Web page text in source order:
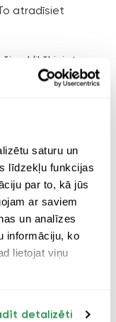
saturu un
līdzekļu funkcijas
par to, kā jūs
ar saviem
un analīzes
informāciju, ko
lietojat viņu
detalizēti
atradīsiet
noklikšķiniet uz
piegādi
klienta izvēles.
dienas
. Jūs
pārraudzīt
Pasta
Mail